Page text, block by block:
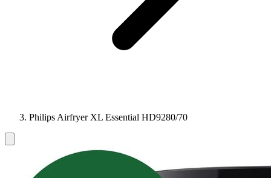
Philips Airfryer XL Essential HD9280/70